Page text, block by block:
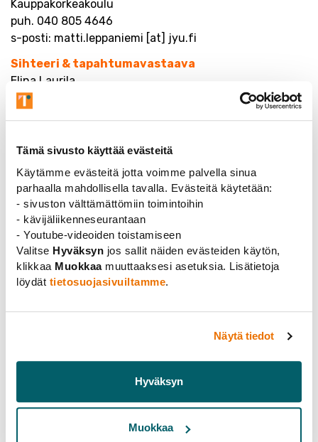
Tämä sivusto käyttää evästeitä
Käytämme evästeitä jotta voimme palvella sinua
parhaalla mahdollisella tavalla. Evästeitä käytetään:
- sivuston välttämättömiin toimintoihin
- kävijäliikenneseurantaan
- Youtube-videoiden toistamiseen
Valitse Hyväksyn jos sallit näiden evästeiden käytön,
klikkaa Muokkaamuuttaaksesi asetuksia. Lisätietoja
löydät tietosuojasivuiltamme.
Näytä tiedot
Hyväksyn
Muokkaa
Kauppakorkeakoulu
puh. 040 805 4646
s-posti: matti.leppaniemi [at] jyu.fi
Sihteeri & tapahtumavastaava
Elina Laurila
Kemian laitos
Jäsensihteeri
Antti Löppönen
Liikuntatieteellinen tiedekunta
puh. 040 620 1771
s-posti: antti.ej.lopponen [at] jyu.fi
Tiedottaja
Joanna Kędra
tel. 050 464 0146
s-posti: minni.s.matikainen [at] jyu.fi